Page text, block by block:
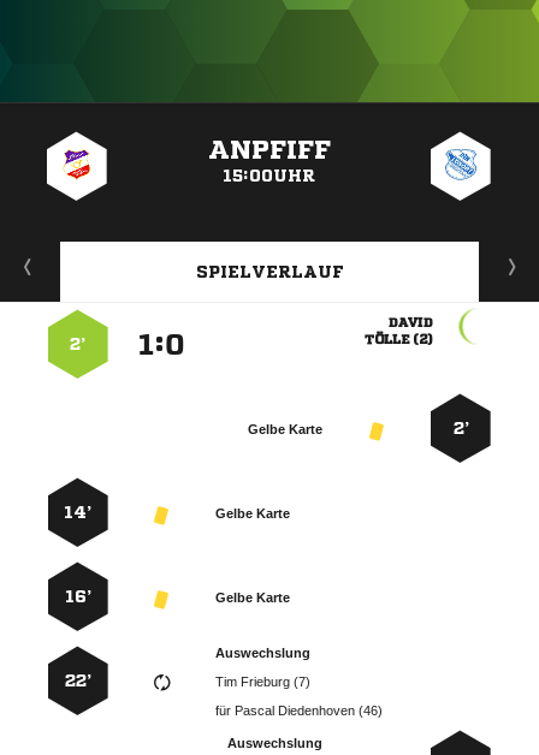
ANPFIFF
15:00UHR
SPIELVERLAUF

 
:
2’
2’
Gelbe Karte
Gelbe Karte
14’
Gelbe Karte
16’
Auswechslung
  
für   
22’
Auswechslung